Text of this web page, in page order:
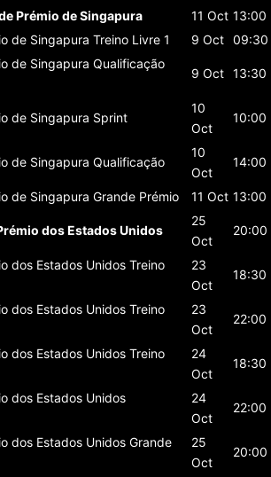
Prémio de Singapura 11 Oct 13:00
de Singapura Treino Livre 1 9 Oct 09:30
de Singapura Qualificação
9 Oct 13:30
de Singapura Sprint
10
Oct
10:00
de Singapura Qualificação
10
Oct
14:00
de Singapura Grande Prémio 11 Oct 13:00
dos Estados Unidos
25
Oct
20:00
dos Estados Unidos Treino
23
Oct
18:30
dos Estados Unidos Treino
23
Oct
22:00
dos Estados Unidos Treino
24
Oct
18:30
dos Estados Unidos
24
Oct
22:00
dos Estados Unidos Grande
25
Oct
20:00